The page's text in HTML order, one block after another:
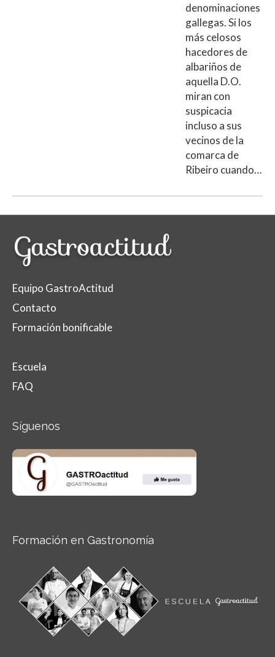
denominaciones
gallegas. Si los
más celosos
hacedores de
albariños de
aquella D.O.
miran con
suspicacia
incluso a sus
vecinos de la
comarca de
Ribeiro cuando…
Equipo GastroActitud
Contacto
Formación bonificable
Escuela
FAQ
Síguenos
Formación en Gastronomía